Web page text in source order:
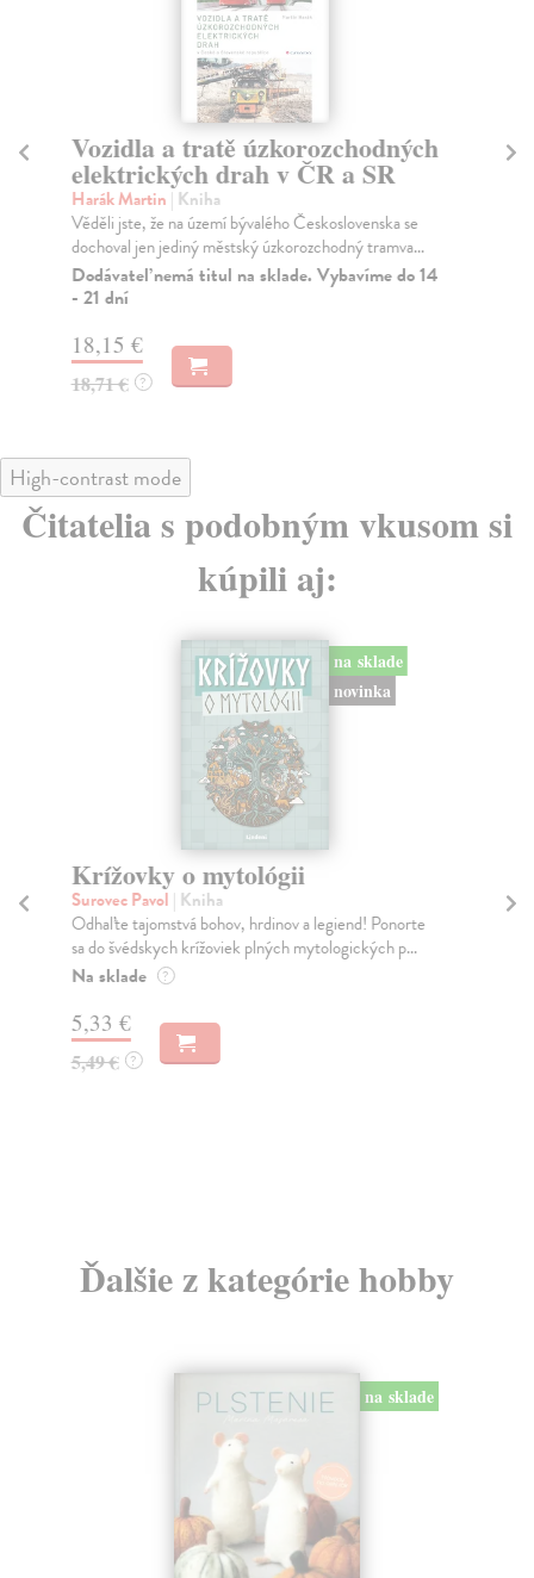
Vozidla a tratě úzkorozchodných
elektrických drah v ČR a SR
Harák Martin | Kniha
Věděli jste, že na území bývalého Československa se
dochoval jen jediný městský úzkorozchodný tramva...
Dodávateľ nemá titul na sklade. Vybavíme do 14
- 21 dní
18,15 €
18,71 € ?
High-contrast mode
Čitatelia s podobným vkusom si
kúpili aj:
na sklade
novinka
Krížovky o mytológii
Surovec Pavol | Kniha
Odhaľte tajomstvá bohov, hrdinov a legiend! Ponorte
sa do švédskych krížoviek plných mytologických p...
Na sklade ?
5,33 €
5,49 € ?
Ďalšie z kategórie hobby
na sklade